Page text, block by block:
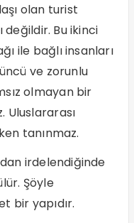
olan turist
değildir. Bu ikinci
ile bağlı insanları
ve zorunlu
olmayan bir
Uluslararası
tanınmaz.
irdelendiğinde
Şöyle
bir yapıdır.